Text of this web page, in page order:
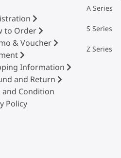
to Order
& Voucher
Information
and Return
and Condition
Policy
A Series
S Series
Z Series